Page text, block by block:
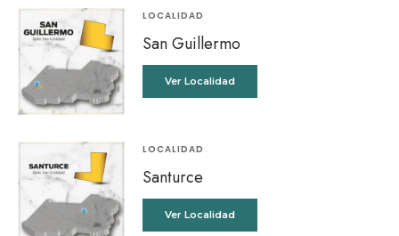
LOCALIDAD
San Guillermo
Ver Localidad
LOCALIDAD
Santurce
Ver Localidad